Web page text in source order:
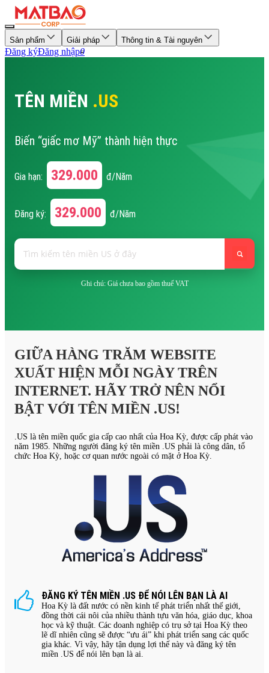
Sản phẩm Giải pháp Thông tin & Tài nguyên
Đăng kýĐăng nhập0
TÊN MIỀN .US
Biến “giấc mơ Mỹ” thành hiện thực
Gia hạn: 329.000 đ/Năm
Đăng ký: 329.000 đ/Năm
Ghi chú: Giá chưa bao gồm thuế VAT
GIỮA HÀNG TRĂM WEBSITE
XUẤT HIỆN MỖI NGÀY TRÊN
INTERNET. HÃY TRỞ NÊN NỔI
BẬT VỚI TÊN MIỀN .US!
.US là tên miền quốc gia cấp cao nhất của Hoa Kỳ, được cấp phát vào
năm 1985. Những người đăng ký tên miền .US phải là công dân, tổ
chức Hoa Kỳ, hoặc cơ quan nước ngoài có mặt ở Hoa Kỳ.
ĐĂNG KÝ TÊN MIỀN .US ĐỂ NÓI LÊN BẠN LÀ AI
Hoa Kỳ là đất nước có nền kinh tế phát triển nhất thế giới,
đồng thời cái nôi của nhiều thành tựu văn hóa, giáo dục, khoa
học và kỹ thuật. Các doanh nghiệp có trụ sở tại Hoa Kỳ theo
lẽ dĩ nhiên cũng sẽ được “ưu ái” khi phát triển sang các quốc
gia khác. Vì vậy, hãy tận dụng lợi thế này và đăng ký tên
miền .US để nói lên bạn là ai.